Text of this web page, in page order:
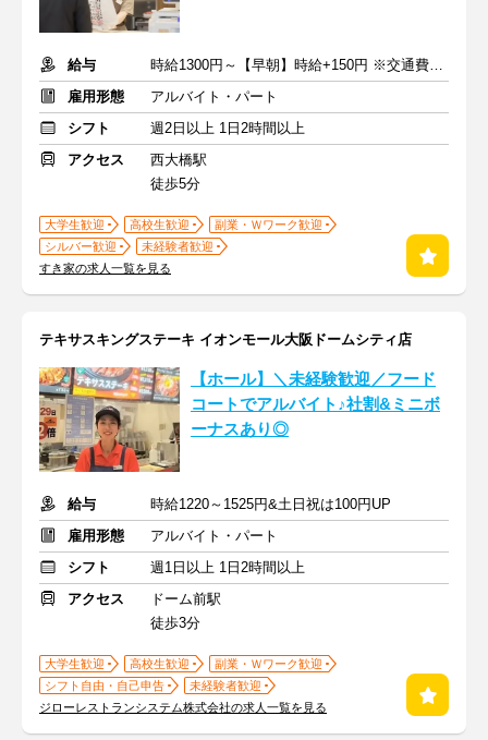
給与
時給1300円～【早朝】時給+150円 ※交通費支給
雇用形態
アルバイト・パート
シフト
週2日以上 1日2時間以上
アクセス
西大橋駅
徒歩5分
大学生歓迎 高校生歓迎
副業・Ｗワーク歓迎
シルバー歓迎
未経験者歓迎
すき家の求人一覧を見る
テキサスキングステーキ イオンモール大阪ドームシティ店
【ホール】＼未経験歓迎／フード
コートでアルバイト♪社割&ミニボ
ーナスあり◎
給与
時給1220～1525円&土日祝は100円UP
雇用形態
アルバイト・パート
シフト
週1日以上 1日2時間以上
アクセス
ドーム前駅
徒歩3分
大学生歓迎 高校生歓迎
副業・Ｗワーク歓迎
シフト自由・自己申告
未経験者歓迎
ジローレストランシステム株式会社の求人一覧を見る